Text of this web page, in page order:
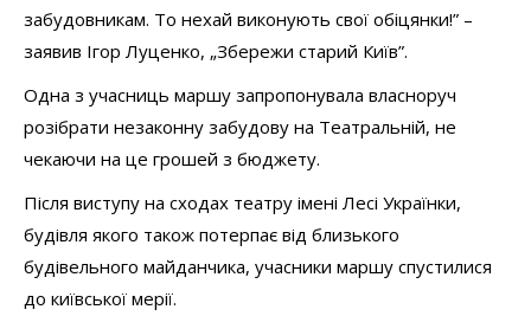
забудовникам. То нехай виконують свої обіцянки!” –
заявив Ігор Луценко, „Збережи старий Київ”.
Одна з учасниць маршу запропонувала власноруч
розібрати незаконну забудову на Театральній, не
чекаючи на це грошей з бюджету.
Після виступу на сходах театру імені Лесі Українки,
будівля якого також потерпає від близького
будівельного майданчика, учасники маршу спустилися
до київської мерії.